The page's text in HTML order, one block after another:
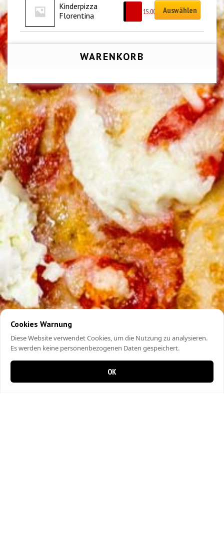
Kinderpizza
Florentina
15.00 Auswählen
WARENKORB
Cookies Warnung
Diese Website verwendet Cookies, um die Nutzung zu analysieren.
Es werden keine personenbezogenen Daten gespeichert.
OK